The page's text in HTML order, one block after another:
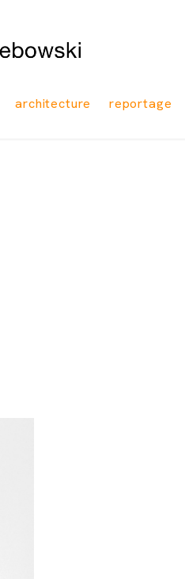
architecture reportage